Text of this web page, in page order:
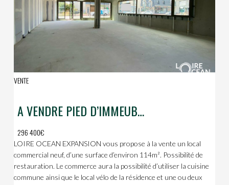
VENTE
A VENDRE PIED D’IMMEUBLE
296 400€
LOIRE OCEAN EXPANSION vous propose à la vente un local
commercial neuf, d’une surface d’environ 114m². Possibilité de
restauration. Le commerce aura la possibilité d’utiliser la cuisine
commune ainsi que le local vélo de la résidence et une ou deux